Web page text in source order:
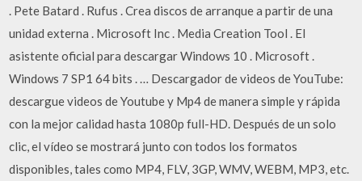
. Pete Batard . Rufus . Crea discos de arranque a partir de una
unidad externa . Microsoft Inc . Media Creation Tool . El
asistente oficial para descargar Windows 10 . Microsoft .
Windows 7 SP1 64 bits . … Descargador de videos de YouTube:
descargue videos de Youtube y Mp4 de manera simple y rápida
con la mejor calidad hasta 1080p full-HD. Después de un solo
clic, el vídeo se mostrará junto con todos los formatos
disponibles, tales como MP4, FLV, 3GP, WMV, WEBM, MP3, etc.